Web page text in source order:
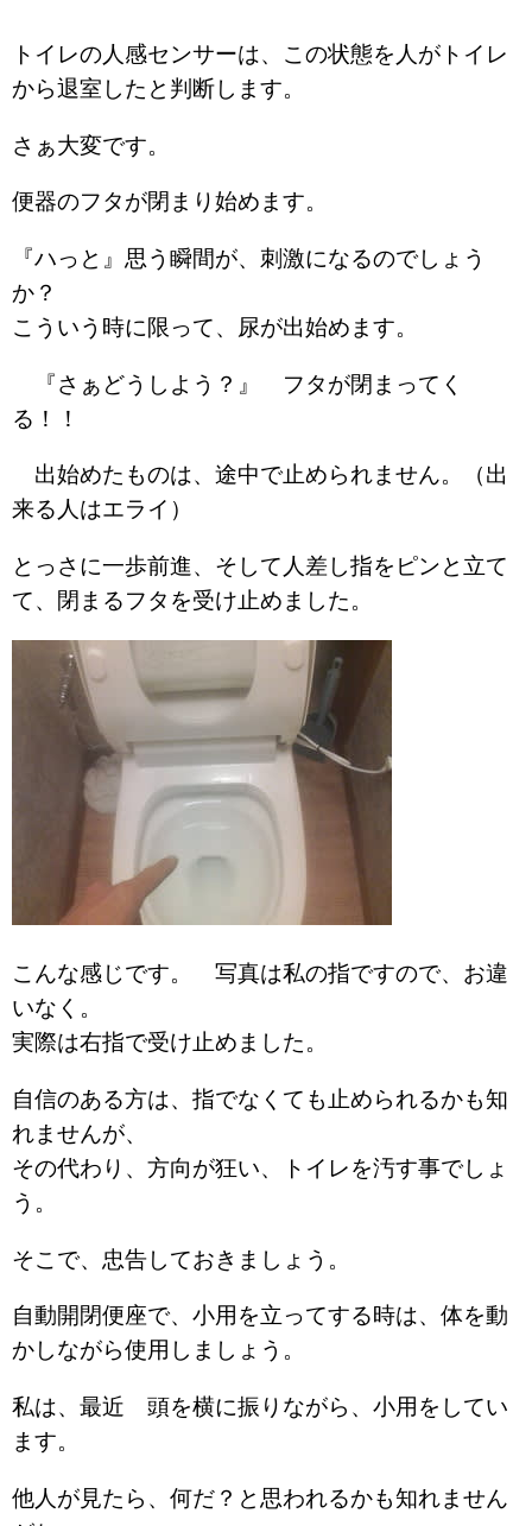
トイレの人感センサーは、この状態を人がトイレ
から退室したと判断します。
さぁ大変です。
便器のフタが閉まり始めます。
『ハっと』思う瞬間が、刺激になるのでしょう
か？
こういう時に限って、尿が出始めます。
『さぁどうしよう？』 フタが閉まってく
る！！
出始めたものは、途中で止められません。（出
来る人はエライ）
とっさに一歩前進、そして人差し指をピンと立て
て、閉まるフタを受け止めました。
こんな感じです。 写真は私の指ですので、お違
いなく。
実際は右指で受け止めました。
自信のある方は、指でなくても止められるかも知
れませんが、
その代わり、方向が狂い、トイレを汚す事でしょ
う。
そこで、忠告しておきましょう。
自動開閉便座で、小用を立ってする時は、体を動
かしながら使用しましょう。
私は、最近 頭を横に振りながら、小用をしてい
ます。
他人が見たら、何だ？と思われるかも知れません